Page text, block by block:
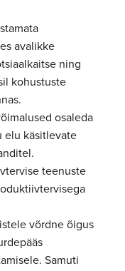
avalikke
ning
kohustuste
osaleda
elu käsitlevate
teenuste
võrdne õigus
Samuti